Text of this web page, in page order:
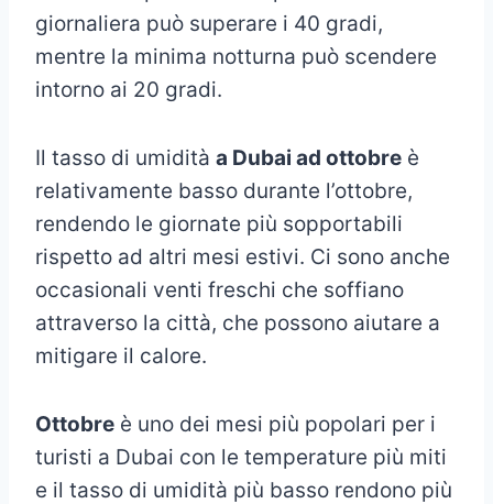
giornaliera può superare i 40 gradi,
mentre la minima notturna può scendere
intorno ai 20 gradi.
Il tasso di umidità a Dubai ad ottobre è
relativamente basso durante l’ottobre,
rendendo le giornate più sopportabili
rispetto ad altri mesi estivi. Ci sono anche
occasionali venti freschi che soffiano
attraverso la città, che possono aiutare a
mitigare il calore.
Ottobre è uno dei mesi più popolari per i
turisti a Dubai con le temperature più miti
e il tasso di umidità più basso rendono più